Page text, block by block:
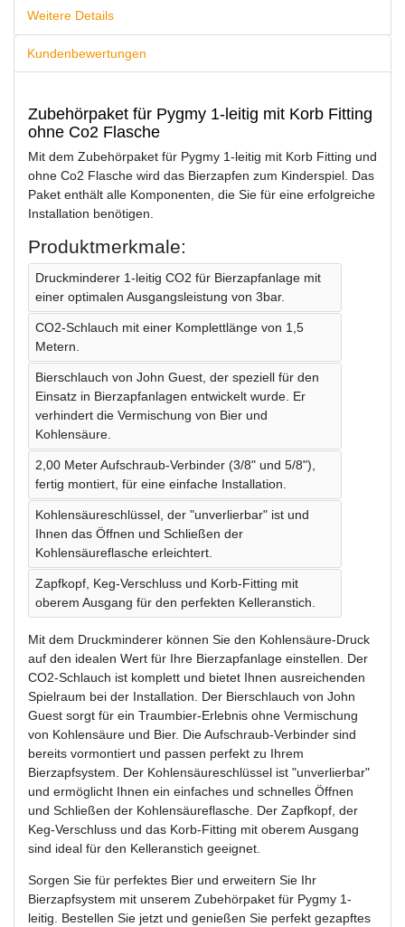
Weitere Details
Kundenbewertungen
Zubehörpaket für Pygmy 1-leitig mit Korb Fitting
ohne Co2 Flasche
Mit dem Zubehörpaket für Pygmy 1-leitig mit Korb Fitting und
ohne Co2 Flasche wird das Bierzapfen zum Kinderspiel. Das
Paket enthält alle Komponenten, die Sie für eine erfolgreiche
Installation benötigen.
Produktmerkmale:
Druckminderer 1-leitig CO2 für Bierzapfanlage mit
einer optimalen Ausgangsleistung von 3bar.
CO2-Schlauch mit einer Komplettlänge von 1,5
Metern.
Bierschlauch von John Guest, der speziell für den
Einsatz in Bierzapfanlagen entwickelt wurde. Er
verhindert die Vermischung von Bier und
Kohlensäure.
2,00 Meter Aufschraub-Verbinder (3/8" und 5/8"),
fertig montiert, für eine einfache Installation.
Kohlensäureschlüssel, der "unverlierbar" ist und
Ihnen das Öffnen und Schließen der
Kohlensäureflasche erleichtert.
Zapfkopf, Keg-Verschluss und Korb-Fitting mit
oberem Ausgang für den perfekten Kelleranstich.
Mit dem Druckminderer können Sie den Kohlensäure-Druck
auf den idealen Wert für Ihre Bierzapfanlage einstellen. Der
CO2-Schlauch ist komplett und bietet Ihnen ausreichenden
Spielraum bei der Installation. Der Bierschlauch von John
Guest sorgt für ein Traumbier-Erlebnis ohne Vermischung
von Kohlensäure und Bier. Die Aufschraub-Verbinder sind
bereits vormontiert und passen perfekt zu Ihrem
Bierzapfsystem. Der Kohlensäureschlüssel ist "unverlierbar"
und ermöglicht Ihnen ein einfaches und schnelles Öffnen
und Schließen der Kohlensäureflasche. Der Zapfkopf, der
Keg-Verschluss und das Korb-Fitting mit oberem Ausgang
sind ideal für den Kelleranstich geeignet.
Sorgen Sie für perfektes Bier und erweitern Sie Ihr
Bierzapfsystem mit unserem Zubehörpaket für Pygmy 1-
leitig. Bestellen Sie jetzt und genießen Sie perfekt gezapftes